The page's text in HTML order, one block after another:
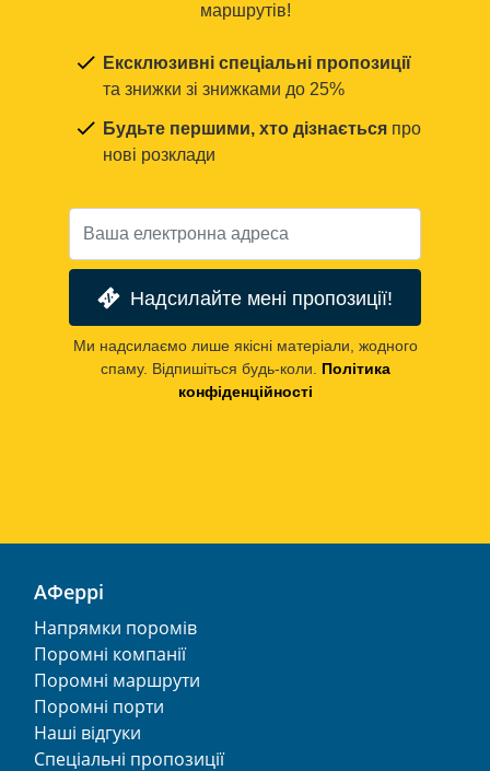
маршрутів!
Ексклюзивні спеціальні пропозиції
та знижки зі знижками до 25%
Будьте першими, хто дізнається про
нові розклади
Надсилайте мені пропозиції!
Ми надсилаємо лише якісні матеріали, жодного
спаму. Відпишіться будь-коли.
Політика
конфіденційності
АФеррі
Напрямки поромів
Поромні компанії
Поромні маршрути
Поромні порти
Наші відгуки
Спеціальні пропозиції